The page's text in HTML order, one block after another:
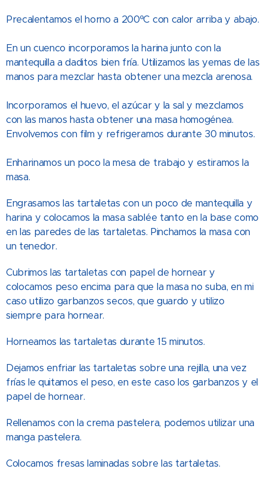
Precalentamos el horno a 200ºC con calor arriba y abajo.
En un cuenco incorporamos la harina junto con la
mantequilla a daditos bien fría. Utilizamos las yemas de las
manos para mezclar hasta obtener una mezcla arenosa.
Incorporamos el huevo, el azúcar y la sal y mezclamos
con las manos hasta obtener una masa homogénea.
Envolvemos con film y refrigeramos durante 30 minutos.
Enharinamos un poco la mesa de trabajo y estiramos la
masa.
Engrasamos las tartaletas con un poco de mantequilla y
harina y colocamos la masa sablée tanto en la base como
en las paredes de las tartaletas. Pinchamos la masa con
un tenedor.
Cubrimos las tartaletas con papel de hornear y
colocamos peso encima para que la masa no suba, en mi
caso utilizo garbanzos secos, que guardo y utilizo
siempre para hornear.
Horneamos las tartaletas durante 15 minutos.
Dejamos enfriar las tartaletas sobre una rejilla, una vez
frías le quitamos el peso, en este caso los garbanzos y el
papel de hornear.
Rellenamos con la crema pastelera, podemos utilizar una
manga pastelera.
Colocamos fresas laminadas sobre las tartaletas.